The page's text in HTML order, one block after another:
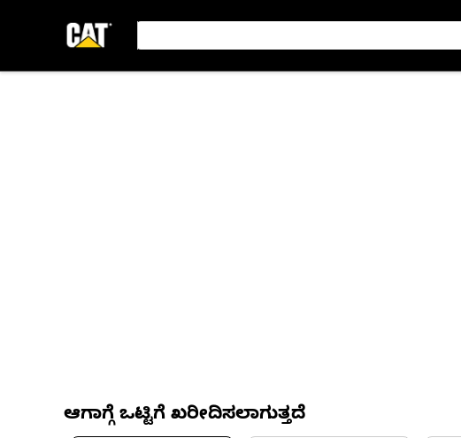
ಆಗಾಗ್ಗೆ ಒಟ್ಟಿಗೆ ಖರೀದಿಸಲಾಗುತ್ತದೆ